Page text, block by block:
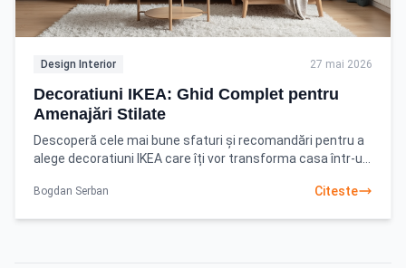
Design Interior 27 mai 2026
Decoratiuni IKEA: Ghid Complet pentru
Amenajări Stilate
Descoperă cele mai bune sfaturi și recomandări pentru a
alege decoratiuni IKEA care îți vor transforma casa într-un
Bogdan Serban Citeste